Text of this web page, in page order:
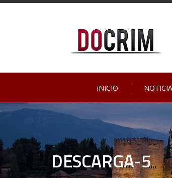
Skip
INICIO
DESCARGA-5